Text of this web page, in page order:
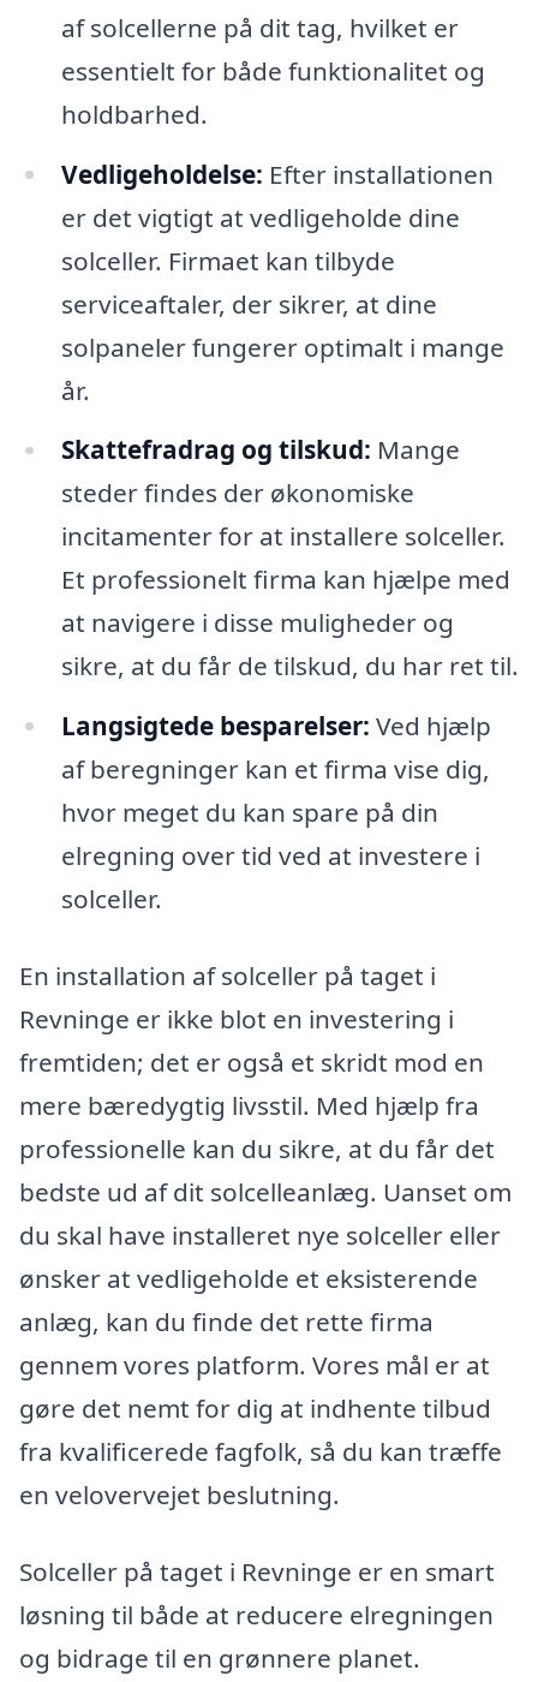
af solcellerne på dit tag, hvilket er
essentielt for både funktionalitet og
holdbarhed.
Vedligeholdelse: Efter installationen
er det vigtigt at vedligeholde dine
solceller. Firmaet kan tilbyde
serviceaftaler, der sikrer, at dine
solpaneler fungerer optimalt i mange
år.
Skattefradrag og tilskud: Mange
steder findes der økonomiske
incitamenter for at installere solceller.
Et professionelt firma kan hjælpe med
at navigere i disse muligheder og
sikre, at du får de tilskud, du har ret til.
Langsigtede besparelser: Ved hjælp
af beregninger kan et firma vise dig,
hvor meget du kan spare på din
elregning over tid ved at investere i
solceller.
En installation af solceller på taget i
Revninge er ikke blot en investering i
fremtiden; det er også et skridt mod en
mere bæredygtig livsstil. Med hjælp fra
professionelle kan du sikre, at du får det
bedste ud af dit solcelleanlæg. Uanset om
du skal have installeret nye solceller eller
ønsker at vedligeholde et eksisterende
anlæg, kan du finde det rette firma
gennem vores platform. Vores mål er at
gøre det nemt for dig at indhente tilbud
fra kvalificerede fagfolk, så du kan træffe
en velovervejet beslutning.
Solceller på taget i Revninge er en smart
løsning til både at reducere elregningen
og bidrage til en grønnere planet.